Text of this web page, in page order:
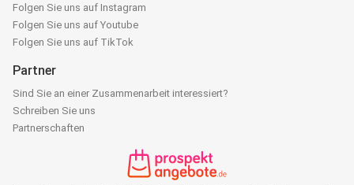
Folgen Sie uns auf Instagram
Folgen Sie uns auf Youtube
Folgen Sie uns auf TikTok
Partner
Sind Sie an einer Zusammenarbeit interessiert?
Schreiben Sie uns
Partnerschaften